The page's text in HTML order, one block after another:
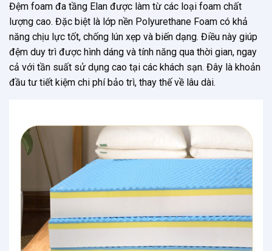
Đệm foam đa tầng Elan được làm từ các loại foam chất
lượng cao. Đặc biệt là lớp nền Polyurethane Foam có khả
năng chịu lực tốt, chống lún xẹp và biến dạng. Điều này giúp
đệm duy trì được hình dáng và tính năng qua thời gian, ngay
cả với tần suất sử dụng cao tại các khách sạn. Đây là khoản
đầu tư tiết kiệm chi phí bảo trì, thay thế về lâu dài.